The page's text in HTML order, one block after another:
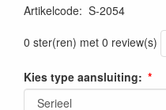
Artikelcode: S-2054
0 ster(ren) met 0 review(s)
Kies type aansluiting: